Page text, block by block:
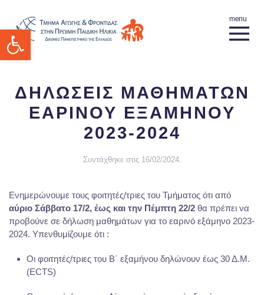
Ανοίξτε τη γραμμή εργαλείων
ΔΗΛΩΣΕΙΣ ΜΑΘΗΜΑΤΩΝ
ΕΑΡΙΝΟΥ ΕΞΑΜΗΝΟΥ
2023-2024
Συντάχθηκε στις 16/02/2024.
Ενημερώνουμε τους φοιτητές/τριες του Τμήματος ότι από
αύριο Σάββατο 17/2, έως και την Πέμπτη 22/2 θα πρέπει να
προβούνε σε δήλωση μαθημάτων για το εαρινό εξάμηνο 2023-
2024. Υπενθυμίζουμε ότι :
Οι φοιτητές/τριες του Β΄ εξαμήνου δηλώνουν έως 30 Δ.Μ.
(ECTS)